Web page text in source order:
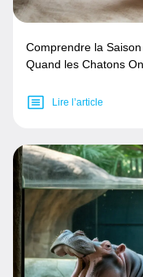
Comprendre la
Quand les Chatons
Lire l’article